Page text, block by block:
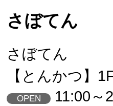
さぼてん
さぼてん
【とんかつ】
OPEN 11:00～